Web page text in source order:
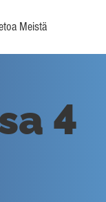
Meistä
4